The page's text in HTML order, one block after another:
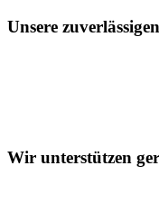
Unsere
Wir unterstützen